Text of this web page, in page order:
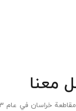
معنا